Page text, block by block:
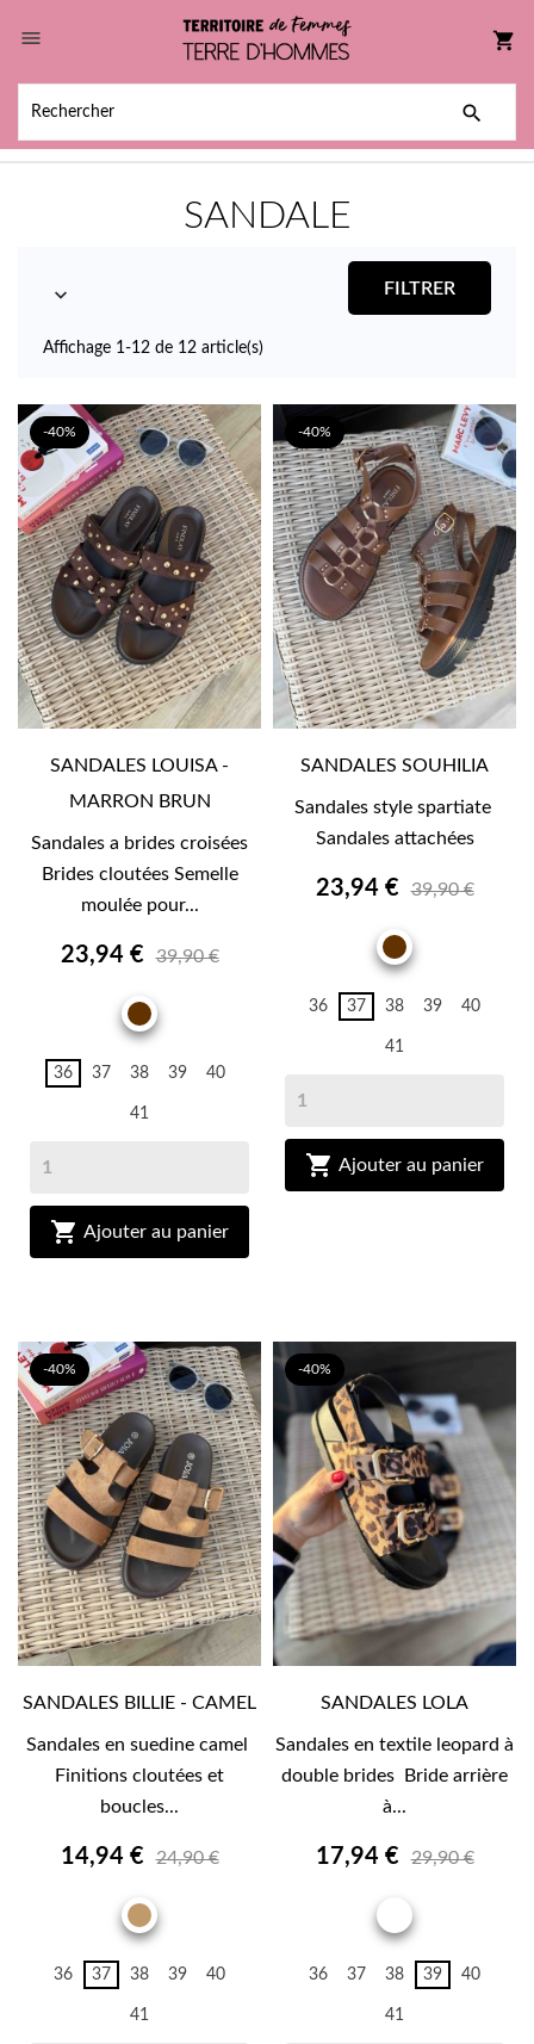
 shopping_cart

SANDALE
 FILTRER
Affichage 1-12 de 12 article(s)
-40%
SANDALES LOUISA -
MARRON BRUN
Sandales a brides croisées
Brides cloutées Semelle
moulée pour...
23,94 € 39,90 €
MARRON
36 37 38 39 40
41
 Ajouter au panier
-40%
SANDALES SOUHILIA
Sandales style spartiate
Sandales attachées
23,94 € 39,90 €
MARRON
36 37 38 39 40
41
 Ajouter au panier
-40%
SANDALES BILLIE - CAMEL
Sandales en suedine camel
Finitions cloutées et
boucles...
14,94 € 24,90 €
CAMEL
36 37 38 39 40
41
-40%
SANDALES LOLA
Sandales en textile leopard à
double brides Bride arrière
à...
17,94 € 29,90 €
IMPRIME
36 37 38 39 40
41